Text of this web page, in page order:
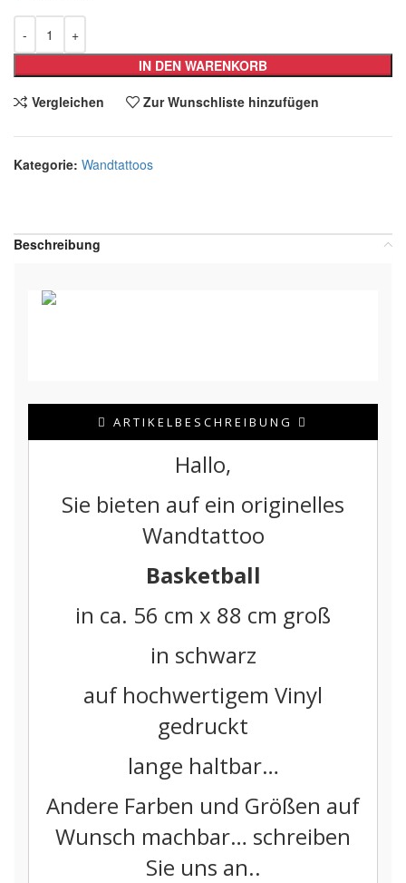
IN DEN WARENKORB
Vergleichen Zur Wunschliste hinzufügen
Kategorie: Wandtattoos
Beschreibung
ARTIKELBESCHREIBUNG
Hallo,
Sie bieten auf ein originelles
Wandtattoo
Basketball
in ca. 56 cm x 88 cm groß
in schwarz
auf hochwertigem Vinyl
gedruckt
lange haltbar…
Andere Farben und Größen auf
Wunsch machbar… schreiben
Sie uns an..